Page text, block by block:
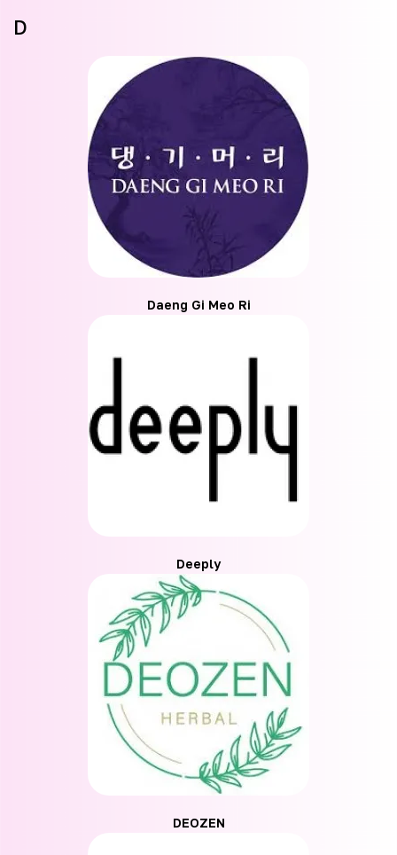
D
Daeng Gi Meo Ri
Deeply
DEOZEN